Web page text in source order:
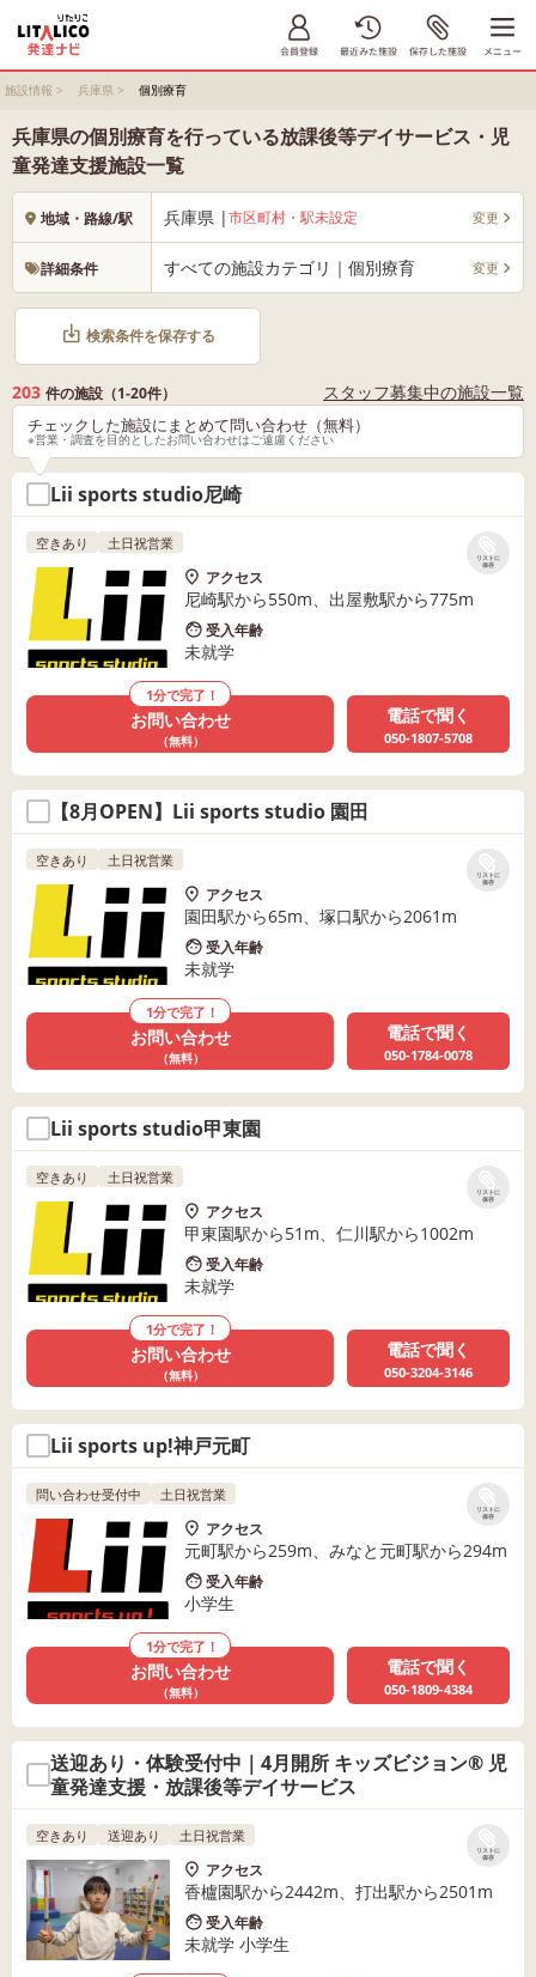
施設情報 > 兵庫県 > 個別療育
兵庫県の個別療育を行っている放課後等デイサービス・児
童発達支援施設一覧
地域・路線/駅 兵庫県 |市区町村・駅未設定 変更
詳細条件 すべての施設カテゴリ｜個別療育 変更
検索条件を保存する
203 件の施設（1-20件） スタッフ募集中の施設一覧
チェックした施設にまとめて問い合わせ（無料）
※営業・調査を目的としたお問い合わせはご遠慮ください
Lii sports studio尼崎
リストに
保存
空きあり 土日祝営業
アクセス
尼崎駅から550m、出屋敷駅から775m
受入年齢
未就学
1分で完了！
お問い合わせ
（無料）
電話で聞く
050-1807-5708
【8月OPEN】Lii sports studio 園田
リストに
保存
空きあり 土日祝営業
アクセス
園田駅から65m、塚口駅から2061m
受入年齢
未就学
1分で完了！
お問い合わせ
（無料）
電話で聞く
050-1784-0078
Lii sports studio甲東園
リストに
保存
空きあり 土日祝営業
アクセス
甲東園駅から51m、仁川駅から1002m
受入年齢
未就学
1分で完了！
お問い合わせ
（無料）
電話で聞く
050-3204-3146
Lii sports up!神戸元町
リストに
保存
問い合わせ受付中 土日祝営業
アクセス
元町駅から259m、みなと元町駅から294m
受入年齢
小学生
1分で完了！
お問い合わせ
（無料）
電話で聞く
050-1809-4384
送迎あり・体験受付中｜4月開所 キッズビジョン® 児
童発達支援・放課後等デイサービス
リストに
保存
空きあり 送迎あり 土日祝営業
アクセス
香櫨園駅から2442m、打出駅から2501m
受入年齢
未就学 小学生